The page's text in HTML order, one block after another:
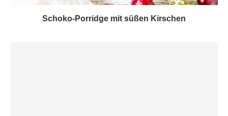
Schoko-Porridge mit süßen Kirschen